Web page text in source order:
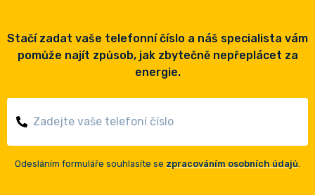
Stačí zadat vaše telefonní číslo a náš specialista vám
pomůže najít způsob, jak zbytečně nepřeplácet za
energie.
Odesláním formuláře souhlasíte se zpracováním osobních údajů.